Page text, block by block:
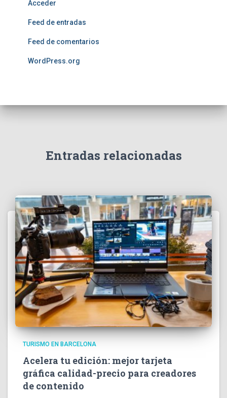
Acceder
Feed de entradas
Feed de comentarios
WordPress.org
Entradas relacionadas
TURISMO EN BARCELONA
Acelera tu edición: mejor tarjeta
gráfica calidad-precio para creadores
de contenido